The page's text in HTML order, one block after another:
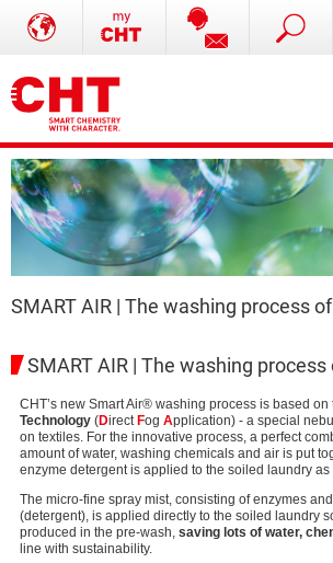
SMART AIR | The washing process
SMART AIR | The washing
CHT’s new Smart Air® washing process is based on
Technology (Direct Fog Application) - a special
on textiles. For the innovative process, a perfect
amount of water, washing chemicals and air is put
enzyme detergent is applied to the soiled laundry as
The micro-fine spray mist, consisting of enzymes
(detergent), is applied directly to the soiled laundry
produced in the pre-wash, saving lots of water,
line with sustainability.